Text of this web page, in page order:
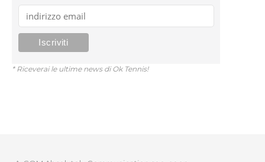
* Riceverai le ultime news di Ok Tennis!